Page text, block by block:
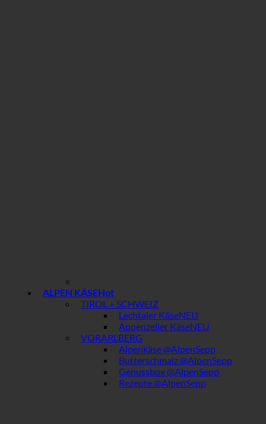
ALPEN KÄSE
TIROL + SCHWEIZ
Lechtaler Käse
Appenzeller Käse
VORARLBERG
Alpenkäse @AlpenSepp
Butterschmalz @AlpenSepp
Genussbox @AlpenSepp
Rezepte @AlpenSepp